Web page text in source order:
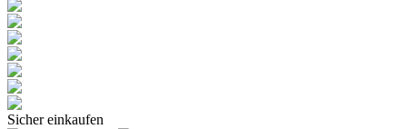
Sicher einkaufen